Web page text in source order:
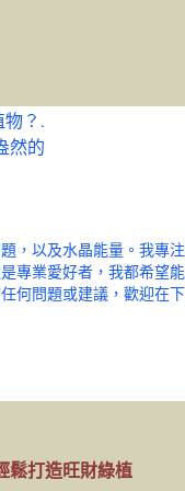
，以及水晶能量。我專注
專業愛好者，我都希望能
何問題或建議，歡迎在下
鬆打造旺財綠植